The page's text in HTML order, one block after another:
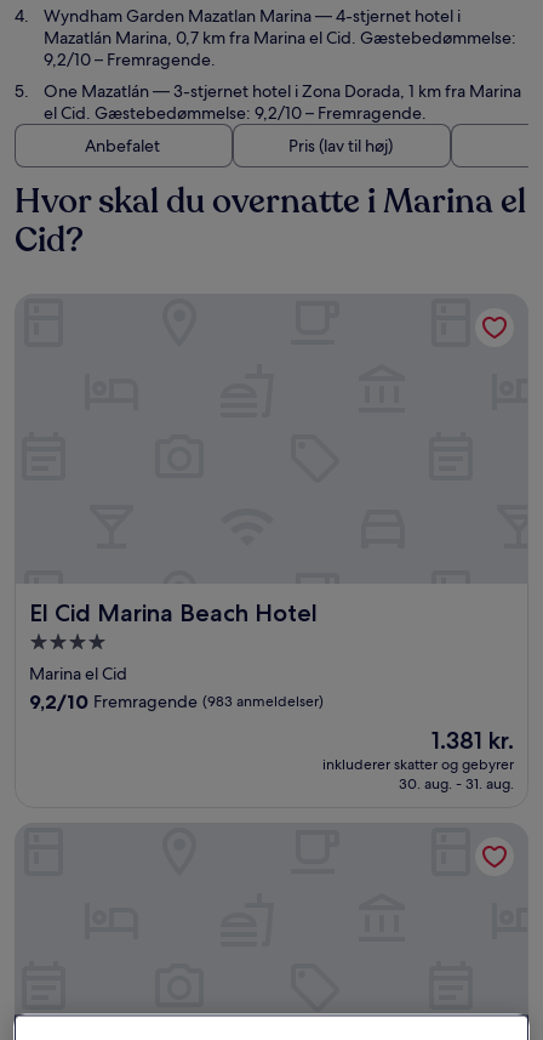
Wyndham Garden Mazatlan Marina— 4-stjernet hotel i
Mazatlán Marina, 0,7 km fra Marina el Cid. Gæstebedømmelse:
9,2/10 – Fremragende.
One Mazatlán— 3-stjernet hotel i Zona Dorada, 1 km fra Marina
el Cid. Gæstebedømmelse: 9,2/10 – Fremragende.
Anbefalet
Pris (lav til høj)
Hvor skal du overnatte i Marina el
Cid?
El Cid Marina Beach Hotel
El Cid Marina Beach Hotel
4.0-
stjernet
overnatningssted
Marina el Cid
9.2
anmeldelser)
9,2/10 Fremragende (983 anmeldelser)
Prisen
1.381 kr.
1.381 kr.
inkluderer skatter og gebyrer
30. aug. - 31. aug.
Costa Veleros Apartments